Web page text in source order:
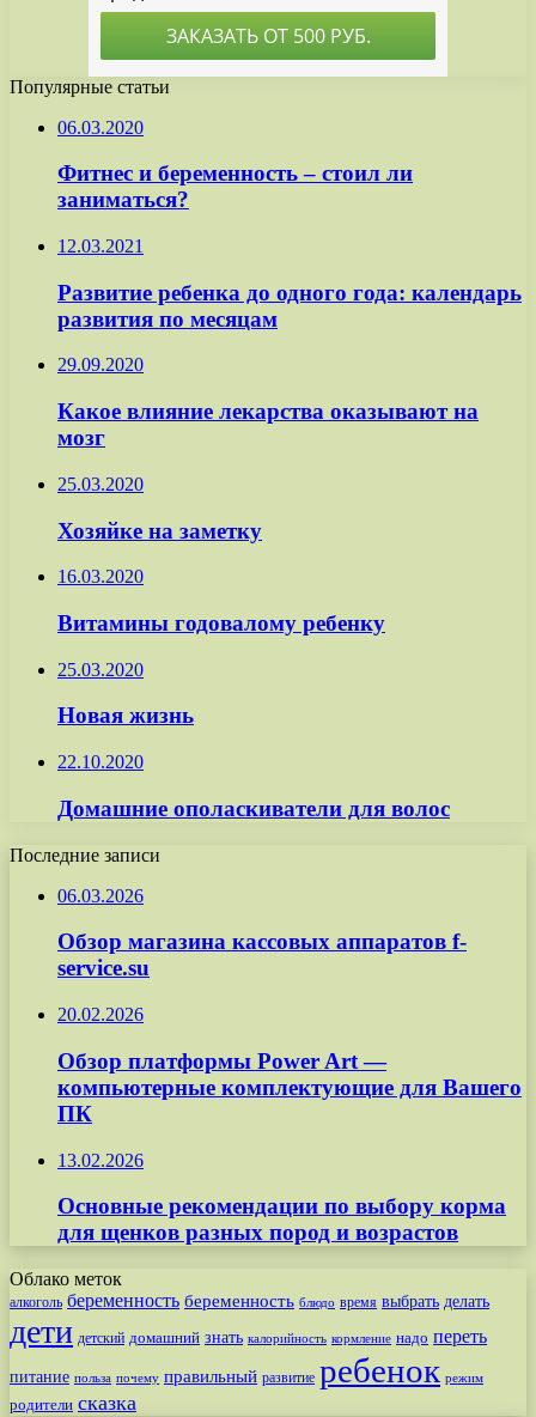
Популярные статьи
06.03.2020
Фитнес и беременность – стоил ли
заниматься?
12.03.2021
Развитие ребенка до одного года: календарь
развития по месяцам
29.09.2020
Какое влияние лекарства оказывают на
мозг
25.03.2020
Хозяйке на заметку
16.03.2020
Витамины годовалому ребенку
25.03.2020
Новая жизнь
22.10.2020
Домашние ополаскиватели для волос
Последние записи
06.03.2026
Обзор магазина кассовых аппаратов f-
service.su
20.02.2026
Обзор платформы Power Art —
компьютерные комплектующие для Вашего
ПК
13.02.2026
Основные рекомендации по выбору корма
для щенков разных пород и возрастов
Облако меток
алкоголь беременность беременность блюдо время выбрать делать
дети детский домашний знать калорийность кормление надо переть
питание польза почему правильный развитие ребенок режим
родители сказка